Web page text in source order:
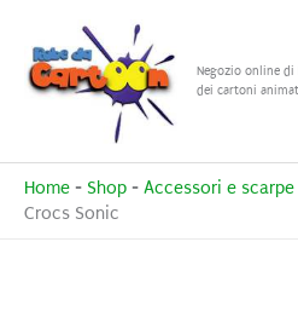
contenuto
Negozio online di
dei cartoni
Home - Shop - Accessori e
Crocs Sonic